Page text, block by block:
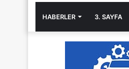
HABERLER 3. SAYFA